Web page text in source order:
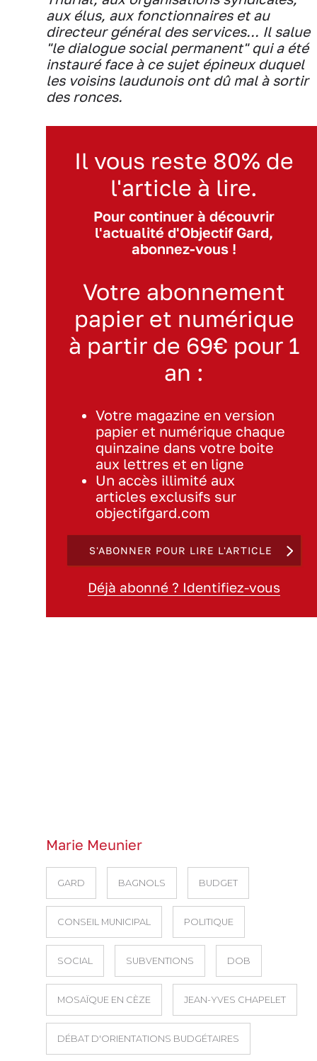
aux élus, aux fonctionnaires et au
directeur général des services... Il salue
"le dialogue social permanent" qui a été
instauré face à ce sujet épineux duquel
les voisins laudunois ont dû mal à sortir
des ronces.
Il vous reste 80% de
l'article à lire.
Pour continuer à découvrir
l'actualité d'Objectif Gard,
abonnez-vous !
Votre abonnement
papier et numérique
à partir de 69€ pour 1
an :
Votre magazine en version
papier et numérique chaque
quinzaine dans votre boite
aux lettres et en ligne
Un accès illimité aux
articles exclusifs sur
objectifgard.com
S'ABONNER POUR LIRE L'ARTICLE
Déjà abonné ? Identifiez-vous
Marie Meunier
GARD BAGNOLS BUDGET
CONSEIL MUNICIPAL POLITIQUE
SOCIAL SUBVENTIONS DOB
MOSAÏQUE EN CÈZE JEAN-YVES CHAPELET
DÉBAT D'ORIENTATIONS BUDGÉTAIRES